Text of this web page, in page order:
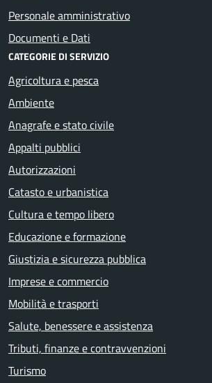
Personale amministrativo
Documenti e Dati
CATEGORIE DI SERVIZIO
Agricoltura e pesca
Ambiente
Anagrafe e stato civile
Appalti pubblici
Autorizzazioni
Catasto e urbanistica
Cultura e tempo libero
Educazione e formazione
Giustizia e sicurezza pubblica
Imprese e commercio
Mobilità e trasporti
Salute, benessere e assistenza
Tributi, finanze e contravvenzioni
Turismo